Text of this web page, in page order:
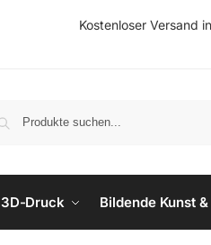
Kostenloser Versand
3D-Druck Bildende Kunst